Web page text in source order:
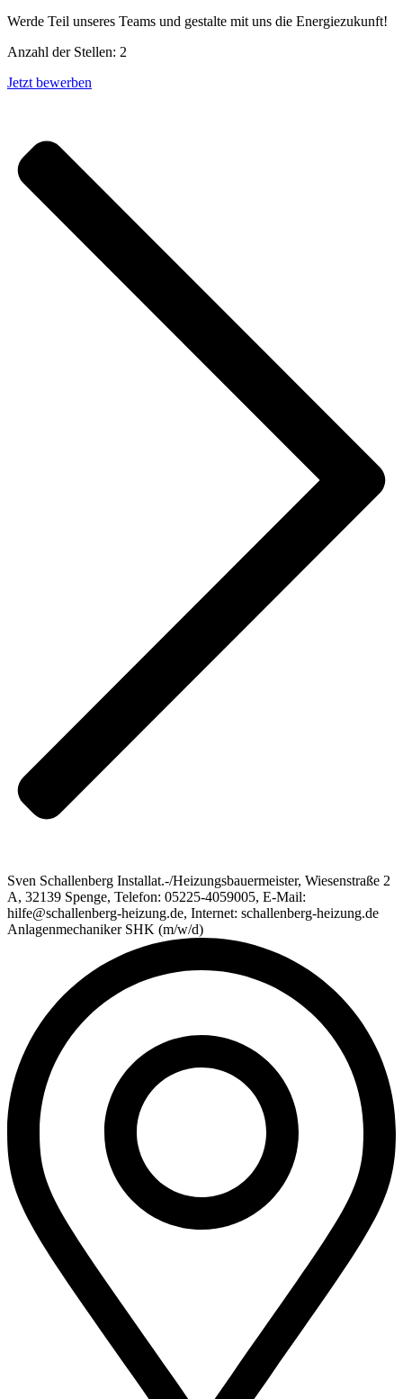
Werde Teil unseres Teams und gestalte mit uns die Energiezukunft!
Anzahl der Stellen: 2
Jetzt bewerben
Sven Schallenberg Installat.-/Heizungsbauermeister, Wiesenstraße 2
A, 32139 Spenge, Telefon: 05225-4059005, E-Mail:
hilfe@schallenberg-heizung.de, Internet: schallenberg-heizung.de
Anlagenmechaniker SHK (m/w/d)